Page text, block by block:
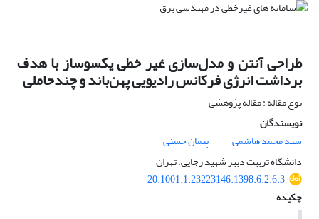
طراحی آنتن و مدل‌سازی غیر خطی یکسوساز با هدف
برداشت انرژی فرکانس رادیویی پهن‌باند و چندحاملی
نوع مقاله : مقاله پژوهشی
نویسندگان
سید محمد هاشمی
پیمان حسنی
دانشگاه تربیت دبیر شهید رجایی، تهران
20.1001.1.23223146.1398.6.2.6.3
چکیده